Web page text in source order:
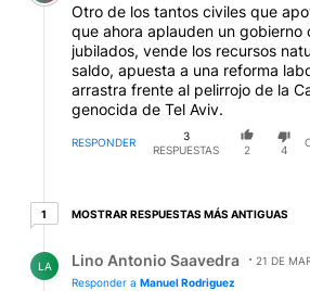
Otro de los tantos civiles que
que ahora aplauden un gobierno
jubilados, vende los recursos
saldo, apuesta a una reforma
arrastra frente al pelirrojo de la
genocida de Tel Aviv.
RESPONDER
3
RESPUESTAS
2 4
11 respuesta más antiguas
MOSTRAR RESPUESTAS MÁS ANTIGUAS
LA Lino Antonio Saavedra
21 DE
Responder a Manuel Rodriguez